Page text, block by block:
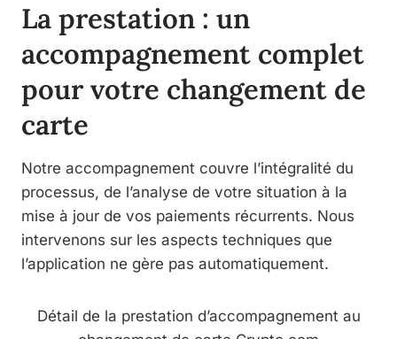
La prestation : un
accompagnement complet
pour votre changement de
carte
Notre accompagnement couvre l’intégralité du
processus, de l’analyse de votre situation à la
mise à jour de vos paiements récurrents. Nous
intervenons sur les aspects techniques que
l’application ne gère pas automatiquement.
Détail de la prestation d’accompagnement au